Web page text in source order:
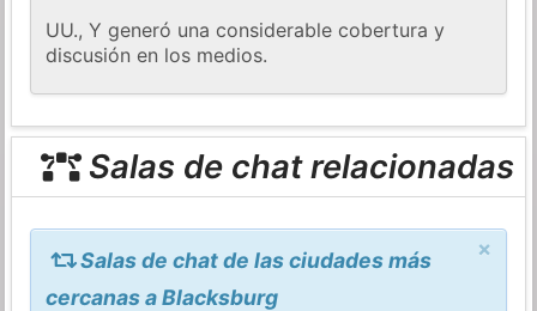
UU., Y generó una considerable cobertura y
discusión en los medios.
Salas de chat relacionadas
×
Salas de chat de las ciudades más
cercanas a Blacksburg